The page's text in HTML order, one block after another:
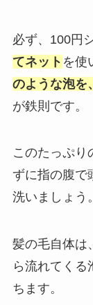
必ず、100円
てネット を使
のような泡を
が鉄則です。
このたっぷり
ずに指の腹で
洗いましょう。
髪の毛自体は
ら流れてくる
ちます。